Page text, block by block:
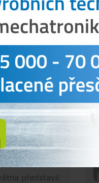
studie
Česko) uvedlo,
v povodí.
Podle
činnost. Jsou to
využívání
mohou
představil